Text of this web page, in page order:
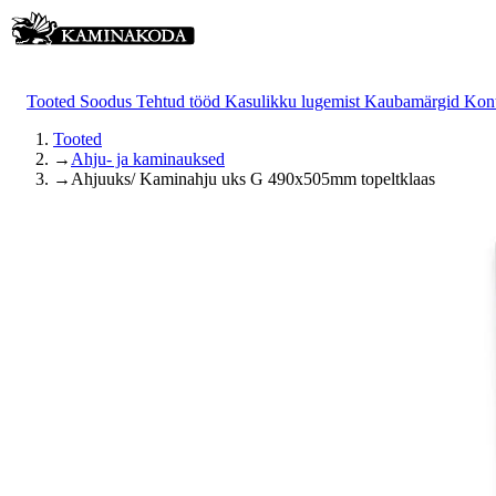
Tooted Soodus Tehtud tööd Kasulikku lugemist Kaubamärgid
Tooted
→ Ahju- ja kaminauksed
→ Ahjuuks/ Kaminahju uks G 490x505mm topeltklaas